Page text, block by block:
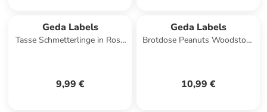
Geda Labels
Tasse Schmetterlinge in Rosa
9,99 €
Geda Labels
Brotdose Peanuts Woodstock
10,99 €